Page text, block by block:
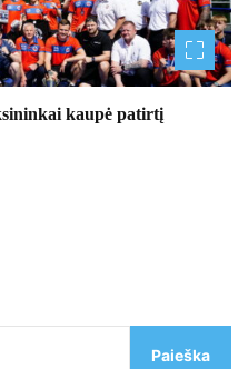
kaupė patirtį
Paieška